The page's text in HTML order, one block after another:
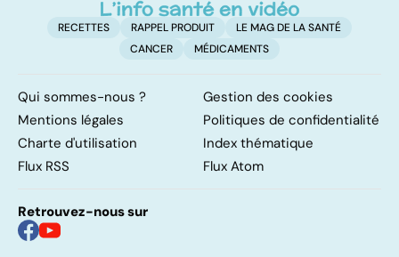
RECETTES RAPPEL PRODUIT
LE MAG DE LA SANTÉ
CANCER
MÉDICAMENTS
Qui sommes-nous ?
Gestion des cookies
Mentions légales
Politiques de confidentialité
Charte d'utilisation
Index thématique
Flux RSS
Flux Atom
Retrouvez-nous sur